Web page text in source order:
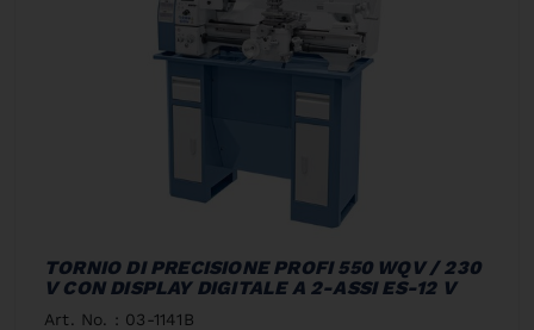
TORNIO DI PRECISIONE PROFI 550 WQV / 230
V CON DISPLAY DIGITALE A 2-ASSI ES-12 V
Art. No. : 03-1141B